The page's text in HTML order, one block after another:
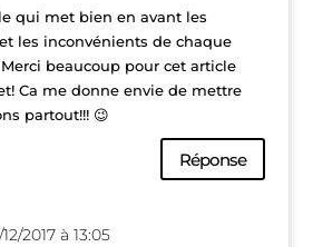
qui met bien en avant les
les inconvénients de chaque
beaucoup pour cet article
Ca me donne envie de mettre
partout!!! 😉
Réponse
2017 à 13:05